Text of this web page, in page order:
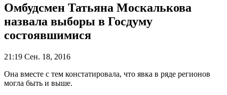
Омбудсмен Татьяна Москалькова
назвала выборы в Госдуму
состоявшимися
21:19 Сен. 18, 2016
Она вместе с тем констатировала, что явка в ряде регионов
могла быть и выше.